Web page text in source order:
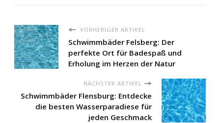
VORHERIGER ARTIKEL
Schwimmbäder Felsberg: Der
perfekte Ort für Badespaß und
Erholung im Herzen der Natur
NÄCHSTER ARTIKEL
Schwimmbäder Flensburg: Entdecke
die besten Wasserparadiese für
jeden Geschmack